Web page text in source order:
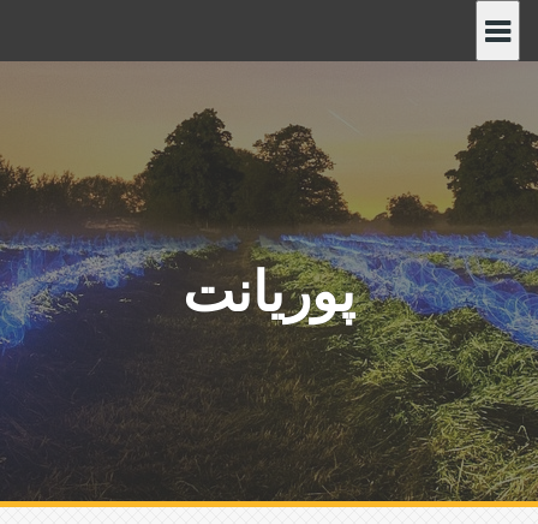
ه
م
ح
و
ا
پوریانت